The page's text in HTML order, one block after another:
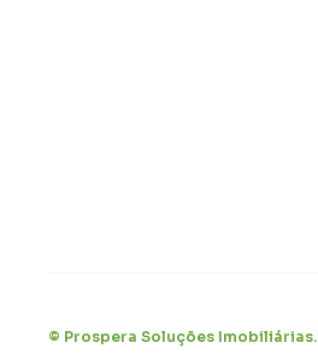
© Prospera Soluções Imobiliárias.